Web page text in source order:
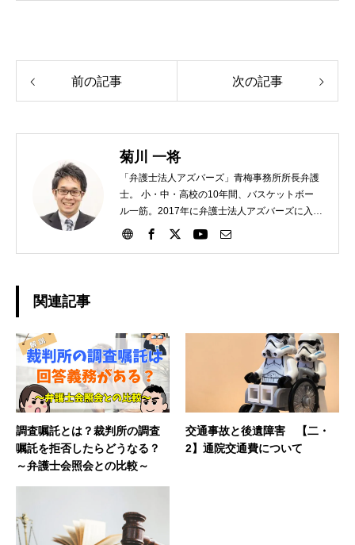
前の記事 次の記事
菊川 一将
「弁護士法人アズバーズ」青梅事務所所長弁護
士。 小・中・高校の10年間、バスケットボー
ル一筋。2017年に弁護士法人アズバーズに入
所。
関連記事
調査嘱託とは？裁判所の調査
嘱託を拒否したらどうなる？
～弁護士会照会との比較～
交通事故と後遺障害 【二・
2】通院交通費について